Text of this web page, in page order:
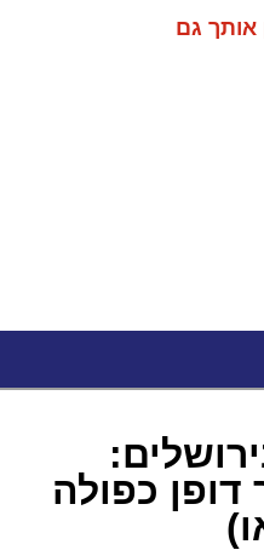
אותך גם
דופן כפולה